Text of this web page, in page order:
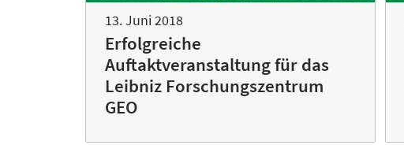
13. Juni 2018
Erfolgreiche
Auftaktveranstaltung für das
Leibniz Forschungszentrum
GEO